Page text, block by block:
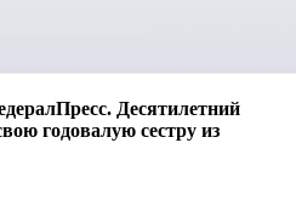
Десятилетний
годовалую сестру из